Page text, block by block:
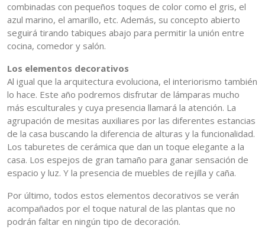
combinadas con pequeños toques de color como el gris, el
azul marino, el amarillo, etc. Además, su concepto abierto
seguirá tirando tabiques abajo para permitir la unión entre
cocina, comedor y salón.
Los elementos decorativos
Al igual que la arquitectura evoluciona, el interiorismo también
lo hace. Este año podremos disfrutar de lámparas mucho
más esculturales y cuya presencia llamará la atención. La
agrupación de mesitas auxiliares por las diferentes estancias
de la casa buscando la diferencia de alturas y la funcionalidad.
Los taburetes de cerámica que dan un toque elegante a la
casa. Los espejos de gran tamaño para ganar sensación de
espacio y luz. Y la presencia de muebles de rejilla y caña.
Por último, todos estos elementos decorativos se verán
acompañados por el toque natural de las plantas que no
podrán faltar en ningún tipo de decoración.